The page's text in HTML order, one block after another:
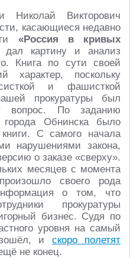
Николай Викторович
касающиеся недавно
«Россия в кривых
картину и анализ
Книга по сути своей
характер, поскольку
и фашисткой
прокуратуры был
вопрос. По заданию
города Обнинска было
С самого начала
нарушениями закона,
о заказе «сверху».
месяцев с момента
своего рода
о том, что
прокуратуры
бизнес. Судя по
уровня на самый
и скоро полетят
не конец.